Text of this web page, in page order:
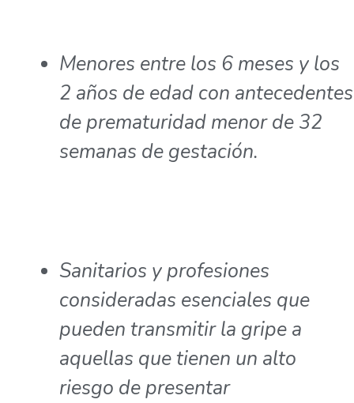
Menores entre los 6 meses y los
2 años de edad con antecedentes
de prematuridad menor de 32
semanas de gestación.
Sanitarios y profesiones
consideradas esenciales que
pueden transmitir la gripe a
aquellas que tienen un alto
riesgo de presentar